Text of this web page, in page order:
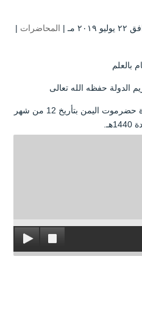
المحاضرات |
بالعلم
الدولة حفظه الله تعالى
أُلقيت في مسجد لُقْنَة رَيْدَة المَعَارَّة حضرموت اليمن بتأريخ 12 من شهر